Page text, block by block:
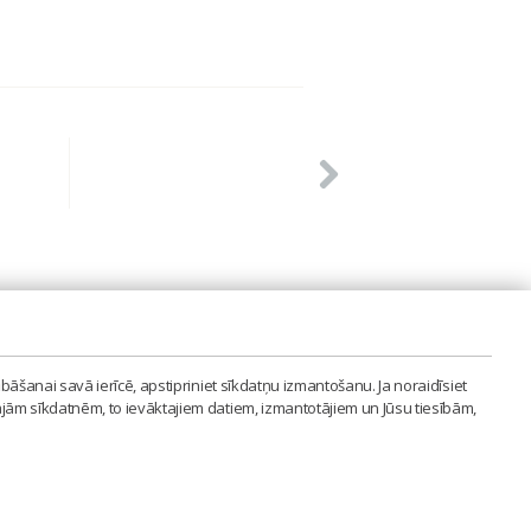
savā ierīcē, apstipriniet sīkdatņu izmantošanu. Ja noraidīsiet
sīkdatnēm, to ievāktajiem datiem, izmantotājiem un Jūsu tiesībām,